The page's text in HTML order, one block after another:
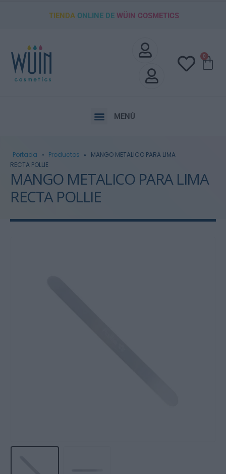
TIENDAONLINE DE WÜIN COSMETICS
0
MENÚ
Portada » Productos » MANGO METALICO PARA LIMA
RECTA POLLIE
MANGO METALICO PARA LIMA
RECTA POLLIE